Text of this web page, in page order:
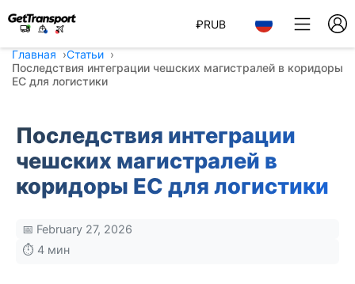
₽RUB
Главная
Статьи
Последствия интеграции чешских магистралей в коридоры
ЕС для логистики
Последствия интеграции
чешских магистралей в
коридоры ЕС для логистики
📅 February 27, 2026
⏱️ 4 мин